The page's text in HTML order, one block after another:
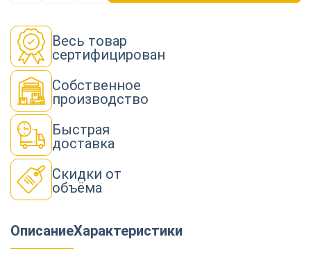
Весь товар
сертифицирован
Собственное
производство
Быстрая
доставка
Скидки от
объёма
ОписаниеХарактеристики